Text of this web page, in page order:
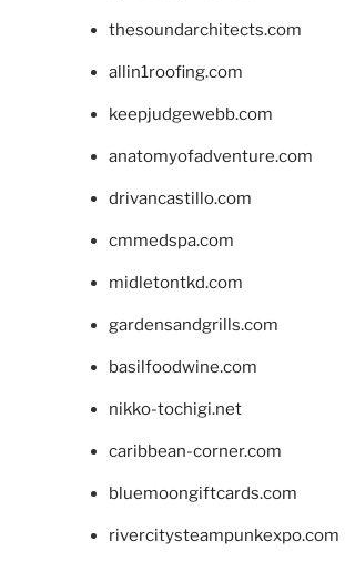
thesoundarchitects.com
allin1roofing.com
keepjudgewebb.com
anatomyofadventure.com
drivancastillo.com
cmmedspa.com
midletontkd.com
gardensandgrills.com
basilfoodwine.com
nikko-tochigi.net
caribbean-corner.com
bluemoongiftcards.com
rivercitysteampunkexpo.com